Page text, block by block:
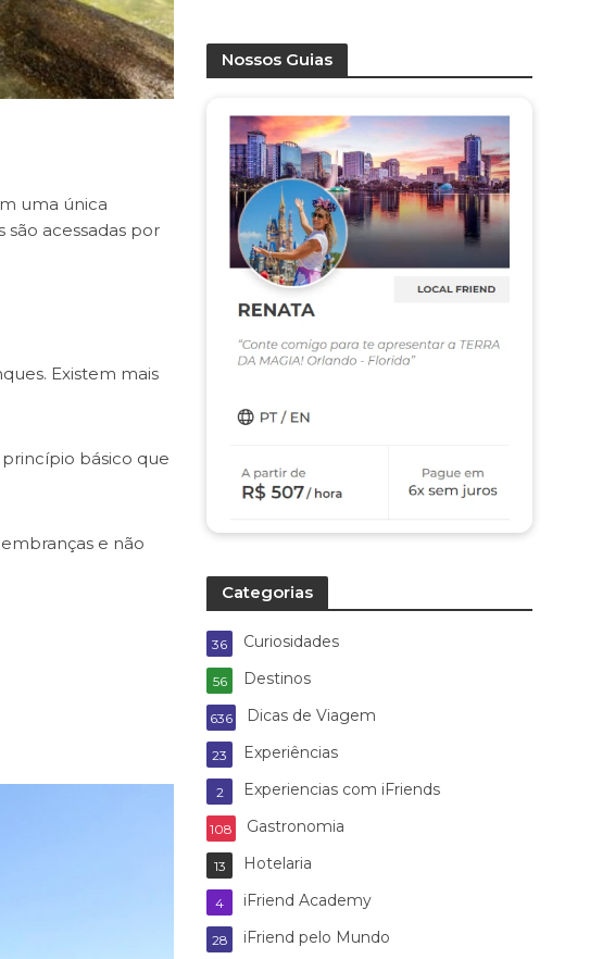
uma única
acessadas por
Existem mais
básico que
e não
Nossos Guias
Categorias
Curiosidades
36
Destinos
56
Dicas de Viagem
636
Experiências
23
Experiencias com iFriends
2
Gastronomia
108
Hotelaria
13
iFriend Academy
4
iFriend pelo Mundo
28